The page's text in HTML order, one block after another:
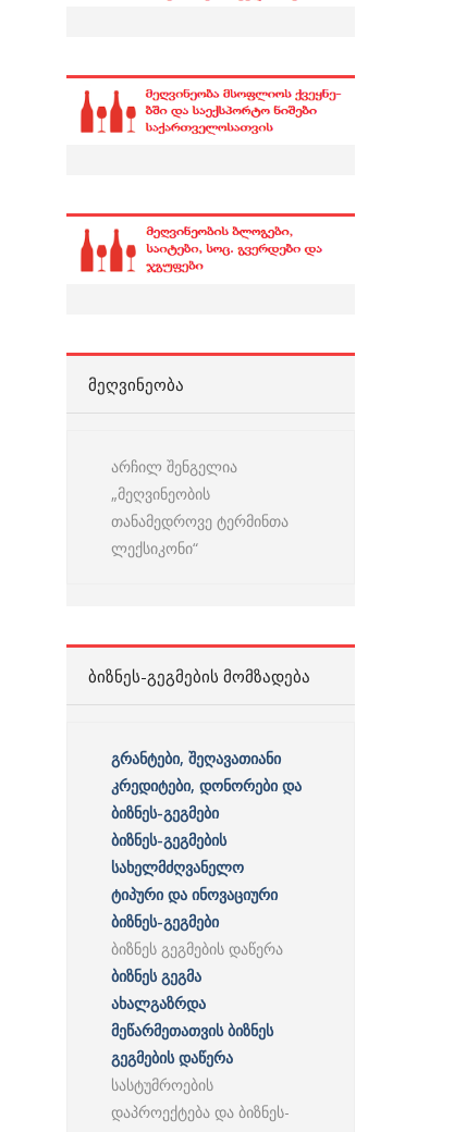
ᲛᲔᲦᲕᲘᲜᲔᲝᲑᲐ
არჩილ შენგელია
„მეღვინეობის
თანამედროვე ტერმინთა
ლექსიკონი“
ᲑᲘᲖᲜᲔᲡ-ᲒᲔᲒᲛᲔᲑᲘᲡ ᲛᲝᲛᲖᲐᲓᲔᲑᲐ
გრანტები, შეღავათიანი
კრედიტები, დონორები და
ბიზნეს-გეგმები
ბიზნეს-გეგმების
სახელმძღვანელო
ტიპური და ინოვაციური
ბიზნეს-გეგმები
ბიზნეს გეგმების დაწერა
ბიზნეს გეგმა
ახალგაზრდა
მეწარმეთათვის ბიზნეს
გეგმების დაწერა
სასტუმროების
დაპროექტება და ბიზნეს-